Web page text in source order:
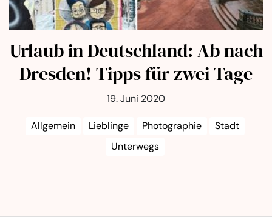
Urlaub in Deutschland: Ab nach
Dresden! Tipps für zwei Tage
19. Juni 2020
Allgemein Lieblinge Photographie
Stadt
Unterwegs